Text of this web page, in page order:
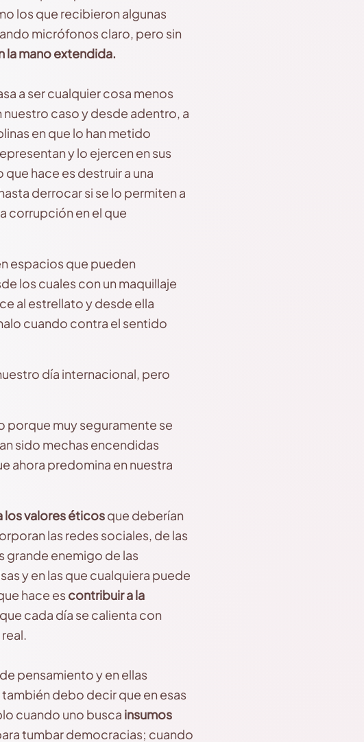
los que recibieron algunas
micrófonos claro, pero sin
la mano extendida.
a ser cualquier cosa menos
caso y desde adentro, a
en que lo han metido
y lo ejercen en sus
que hace es destruir a una
derrocar si se lo permiten a
corrupción en el que
espacios que pueden
los cuales con un maquillaje
al estrellato y desde ella
cuando contra el sentido
día internacional, pero
porque muy seguramente se
sido mechas encendidas
ahora predomina en nuestra
los valores éticosque deberían
las redes sociales, de las
grande enemigo de las
y en las que cualquiera puede
hace escontribuir a la
que cada día se calienta con
pensamiento y en ellas
debo decir que en esas
cuando uno busca insumos
tumbar democracias; cuando